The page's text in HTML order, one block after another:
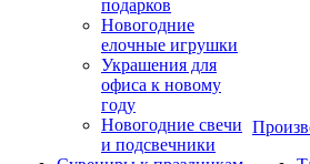
подарков
Новогодние
елочные игрушки
Украшения для
офиса к новому
году
Новогодние свечи
и подсвечники